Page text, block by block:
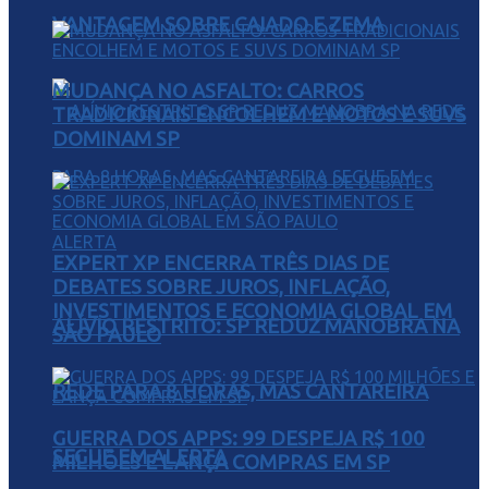
VANTAGEM SOBRE CAIADO E ZEMA
ALÍVIO RESTRITO: SP REDUZ MANOBRA NA
REDE PARA 8 HORAS, MAS CANTAREIRA
SEGUE EM ALERTA
MUDANÇA NO ASFALTO: CARROS
TRADICIONAIS ENCOLHEM E MOTOS E SUVS
DOMINAM SP
EXPERT XP ENCERRA TRÊS DIAS DE
DEBATES SOBRE JUROS, INFLAÇÃO,
INVESTIMENTOS E ECONOMIA GLOBAL EM
SÃO PAULO
GUERRA DOS APPS: 99 DESPEJA R$ 100
MILHÕES E LANÇA COMPRAS EM SP